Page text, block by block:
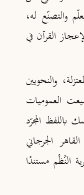
والتصنّع له،
القرآن في
والنحويين
العموميات
باللفظ المجرّد
الجرجاني
النَّظْم مستندًا